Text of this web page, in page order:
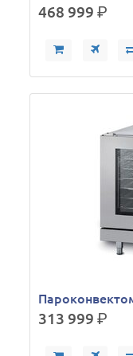
468 999р.
313 999р.